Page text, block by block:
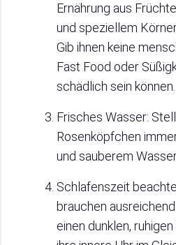
Ernährung aus
und speziellem
Gib ihnen keine
Fast Food oder
schädlich sein können.
Frisches Wasser:
Rosenköpfchen
und sauberem
Schlafenszeit
brauchen
einen dunklen,